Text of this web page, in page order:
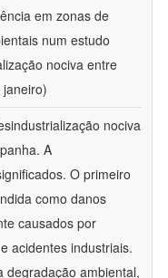
em zonas de
num estudo
nociva entre
nociva
A
O primeiro
como danos
causados por
acidentes industriais.
degradação ambiental,